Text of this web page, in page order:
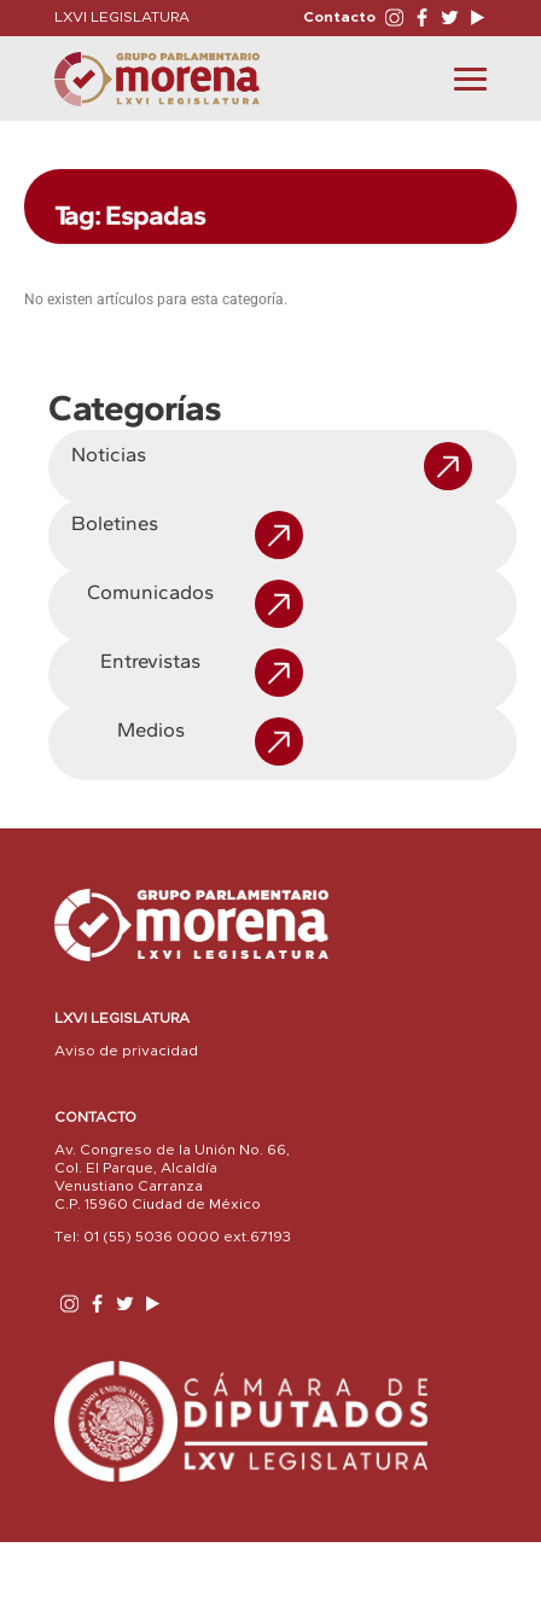
LXVI LEGISLATURA Contacto
Toggle
navigation
Tag: Espadas
No existen artículos para esta categoría.
Categorías
Noticias
Boletines
Comunicados
Entrevistas
Medios
LXVI LEGISLATURA
Aviso de privacidad
CONTACTO
Av. Congreso de la Unión No. 66,
Col. El Parque, Alcaldía
Venustiano Carranza
C.P. 15960 Ciudad de México
Tel: 01 (55) 5036 0000 ext.67193